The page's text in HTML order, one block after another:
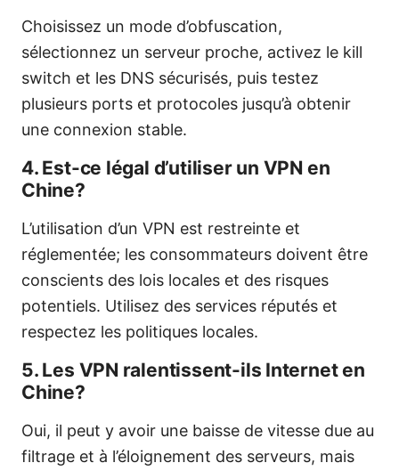
Choisissez un mode d’obfuscation,
sélectionnez un serveur proche, activez le kill
switch et les DNS sécurisés, puis testez
plusieurs ports et protocoles jusqu’à obtenir
une connexion stable.
4. Est-ce légal d’utiliser un VPN en
Chine?
L’utilisation d’un VPN est restreinte et
réglementée; les consommateurs doivent être
conscients des lois locales et des risques
potentiels. Utilisez des services réputés et
respectez les politiques locales.
5. Les VPN ralentissent-ils Internet en
Chine?
Oui, il peut y avoir une baisse de vitesse due au
filtrage et à l’éloignement des serveurs, mais